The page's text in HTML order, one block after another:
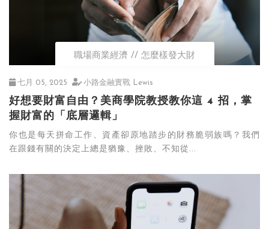
職場商業經濟 怎麼樣發大財
七月 05, 2025 小路金融實戰 Lewis
好想要財富自由？美商學院教授教你這 4 招，掌
握財富的「底層邏輯」
你也是每天拼命工作、資產卻原地踏步的財務脆弱族嗎？我們
在跟錢有關的決定上總是猶豫、挫敗、不知從...